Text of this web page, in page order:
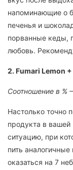
напоминающие о
печенья и
порванные кеды,
любовь.
2. Fumari Lemon
Соотношение в %
Настолько точно
продукта в вашей
ситуацию, при
пить
оказаться на 7